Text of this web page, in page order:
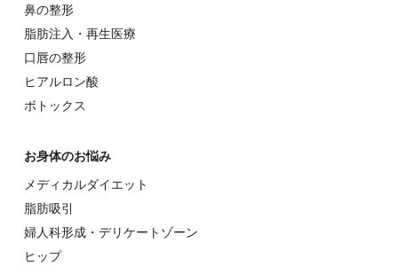
⿐の整形
脂肪注入・再生医療
⼝唇の整形
ヒアルロン酸
ボトックス
お⾝体のお悩み
メディカルダイエット
脂肪吸引
婦⼈科形成・デリケートゾーン
ヒップ